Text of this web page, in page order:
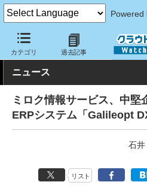
Powered
カテゴリ 過去記事
クラウド Watch サービス・ソフト
ニュース
ミロク情報サービス、中堅
ERPシステム「Galileopt
石
リスト